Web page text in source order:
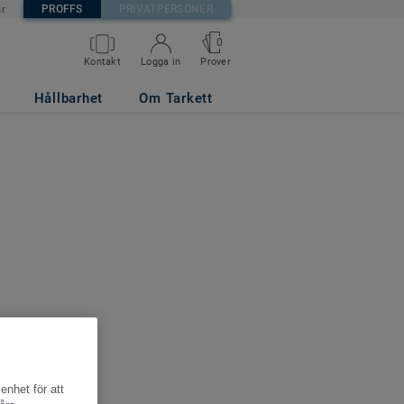
PROFFS PRIVATPERSONER
Kontakt Logga in
0
Prover
Hållbarhet Om Tarkett
för att